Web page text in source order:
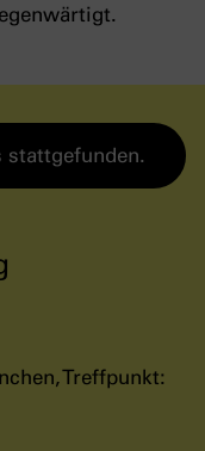
stattgefunden.
Treffpunkt: